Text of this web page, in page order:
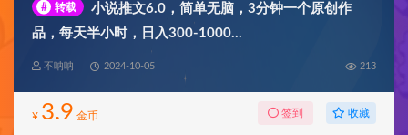
# 转载
小说推文6.0，简单无脑，3分钟一个原创作
品，每天半小时，日入300-1000…
不呐呐 2024-10-05 213
¥ 3.9 金币 签到 收藏